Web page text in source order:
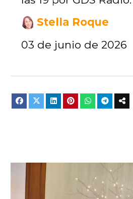
03 de junio de 2026
Stella Roque